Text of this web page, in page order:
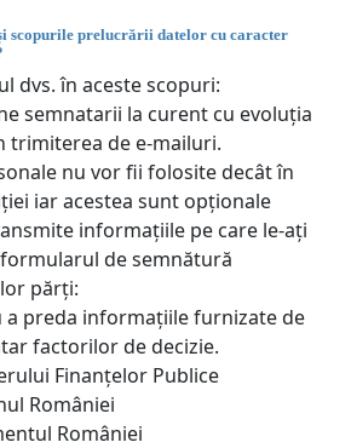
scopurile prelucrării datelor cu caracter
dvs. în aceste scopuri:
semnatarii la curent cu evoluția
trimiterea de e-mailuri.
nu vor fii folosite decât în
iar acestea sunt opționale
informațiile pe care le-ați
de semnătură
părți:
a preda informațiile furnizate de
factorilor de decizie.
Finanțelor Publice
României
României